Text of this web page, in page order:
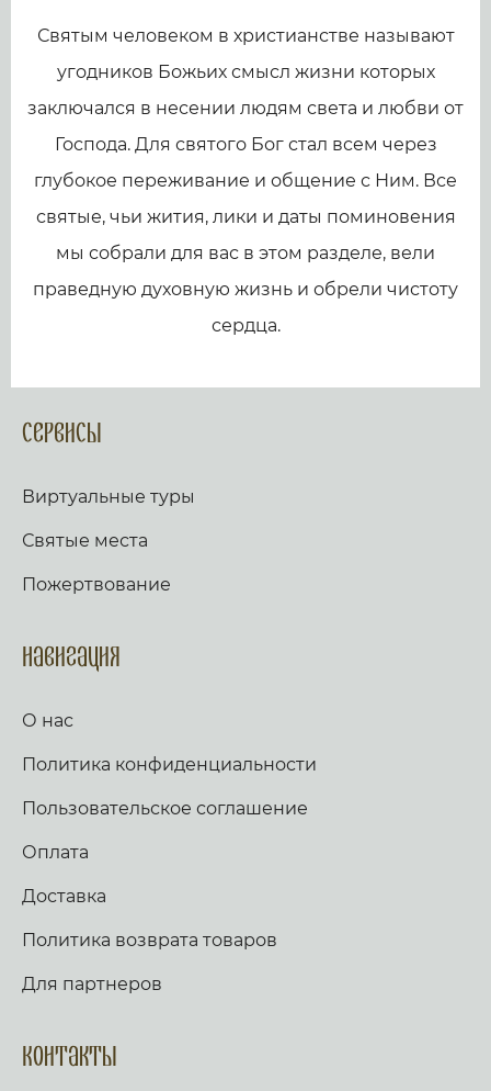
Святым человеком в христианстве называют
угодников Божьих смысл жизни которых
заключался в несении людям света и любви от
Господа. Для святого Бог стал всем через
глубокое переживание и общение с Ним. Все
святые, чьи жития, лики и даты поминовения
мы собрали для вас в этом разделе, вели
праведную духовную жизнь и обрели чистоту
сердца.
Сервисы
Виртуальные туры
Святые места
Пожертвование
Навигация
О нас
Политика конфиденциальности
Пользовательское соглашение
Оплата
Доставка
Политика возврата товаров
Для партнеров
Контакты